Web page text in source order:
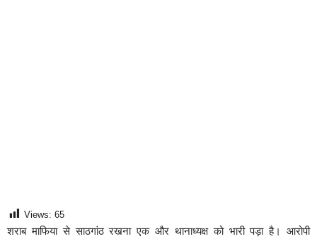
Views: 65
शराब माफिया से साठगांठ रखना एक और थानाध्यक्ष को भारी पड़ा है। आरोपी